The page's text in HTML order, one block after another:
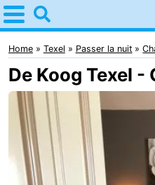
Home
Texel
Astuces
Avec
les
enfants
Villages
Home Texel Passer la nuit
De Koog Texel -